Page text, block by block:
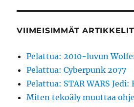
VIIMEISIMMÄT ARTIKKELIT
Pelattua: 2010-luvun
Pelattua: Cyberpunk 2077
Pelattua: STAR WARS Jedi:
Miten tekoäly muuttaa